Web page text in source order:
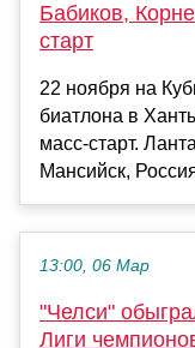
Бабиков,
старт
22 ноября на
биатлона в
масс-старт.
Мансийск,
13:00, 06 Мар
"Челси"
Лиги